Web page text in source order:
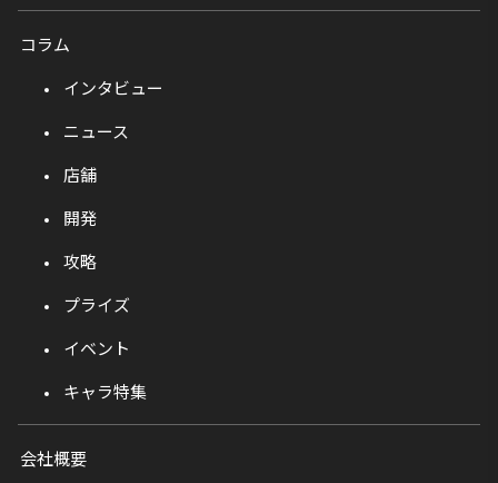
コラム
インタビュー
ニュース
店舗
開発
攻略
プライズ
イベント
キャラ特集
会社概要